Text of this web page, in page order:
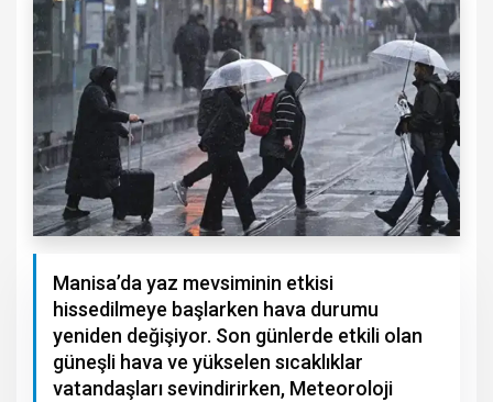
Manisa’da yaz mevsiminin etkisi
hissedilmeye başlarken hava durumu
yeniden değişiyor. Son günlerde etkili olan
güneşli hava ve yükselen sıcaklıklar
vatandaşları sevindirirken, Meteoroloji